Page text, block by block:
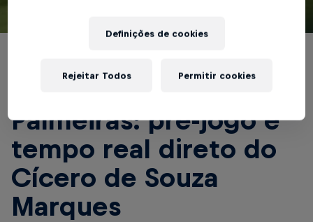
Palmeiras: pré-jogo e
tempo real direto do
Cícero de Souza
Marques
Definições de cookies
Rejeitar Todos Permitir cookies